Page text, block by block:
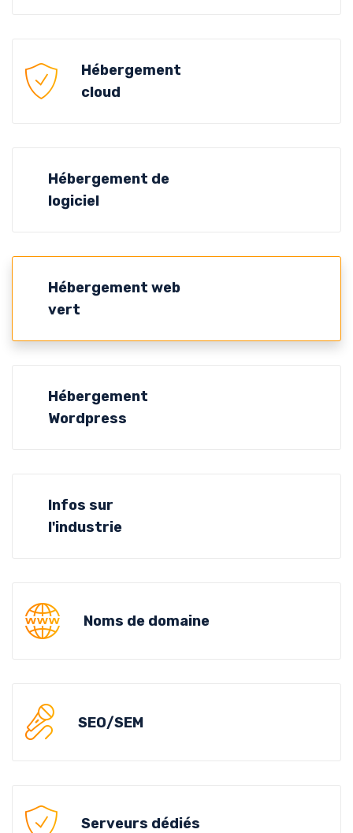
Hébergement
cloud
Hébergement de
logiciel
Hébergement web
vert
Hébergement
Wordpress
Infos sur
l'industrie
Noms de domaine
SEO/SEM
Serveurs dédiés